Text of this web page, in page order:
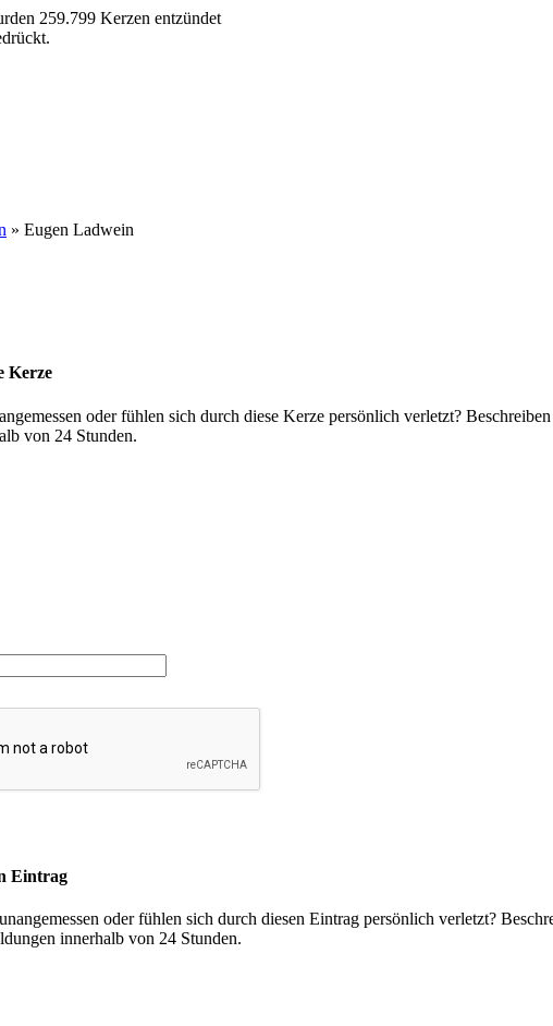
259.799 Kerzen entzündet
» Eugen Ladwein
Kerze
oder fühlen sich durch diese Kerze persönlich verletzt?
von 24 Stunden.
Eintrag
oder fühlen sich durch diesen Eintrag persönlich verletzt?
innerhalb von 24 Stunden.